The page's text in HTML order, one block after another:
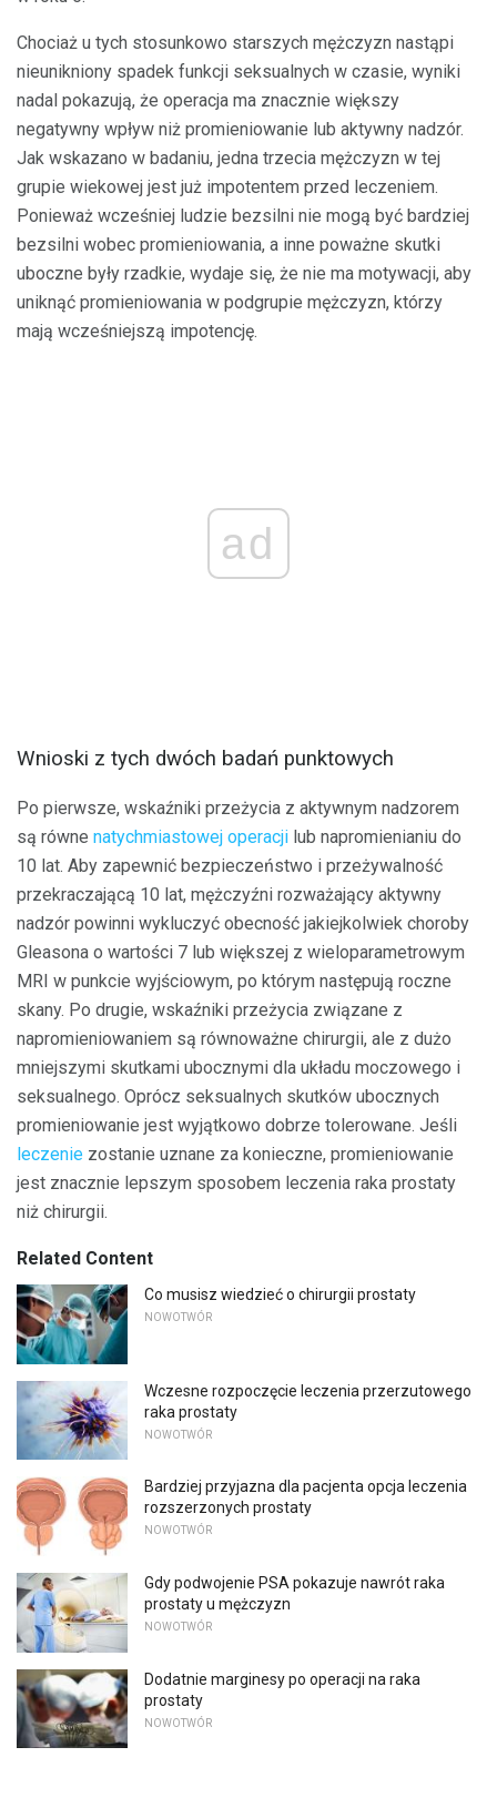
Chociaż u tych stosunkowo starszych mężczyzn nastąpi
nieunikniony spadek funkcji seksualnych w czasie, wyniki
nadal pokazują, że operacja ma znacznie większy
negatywny wpływ niż promieniowanie lub aktywny nadzór.
Jak wskazano w badaniu, jedna trzecia mężczyzn w tej
grupie wiekowej jest już impotentem przed leczeniem.
Ponieważ wcześniej ludzie bezsilni nie mogą być bardziej
bezsilni wobec promieniowania, a inne poważne skutki
uboczne były rzadkie, wydaje się, że nie ma motywacji, aby
uniknąć promieniowania w podgrupie mężczyzn, którzy
mają wcześniejszą impotencję.
ad
Wnioski z tych dwóch badań punktowych
Po pierwsze, wskaźniki przeżycia z aktywnym nadzorem
są równe natychmiastowej operacji lub napromienianiu do
10 lat. Aby zapewnić bezpieczeństwo i przeżywalność
przekraczającą 10 lat, mężczyźni rozważający aktywny
nadzór powinni wykluczyć obecność jakiejkolwiek choroby
Gleasona o wartości 7 lub większej z wieloparametrowym
MRI w punkcie wyjściowym, po którym następują roczne
skany. Po drugie, wskaźniki przeżycia związane z
napromieniowaniem są równoważne chirurgii, ale z dużo
mniejszymi skutkami ubocznymi dla układu moczowego i
seksualnego. Oprócz seksualnych skutków ubocznych
promieniowanie jest wyjątkowo dobrze tolerowane. Jeśli
leczenie zostanie uznane za konieczne, promieniowanie
jest znacznie lepszym sposobem leczenia raka prostaty
niż chirurgii.
Related Content
Co musisz wiedzieć o chirurgii prostaty
NOWOTWÓR
Wczesne rozpoczęcie leczenia przerzutowego
raka prostaty
NOWOTWÓR
Bardziej przyjazna dla pacjenta opcja leczenia
rozszerzonych prostaty
NOWOTWÓR
Gdy podwojenie PSA pokazuje nawrót raka
prostaty u mężczyzn
NOWOTWÓR
Dodatnie marginesy po operacji na raka
prostaty
NOWOTWÓR